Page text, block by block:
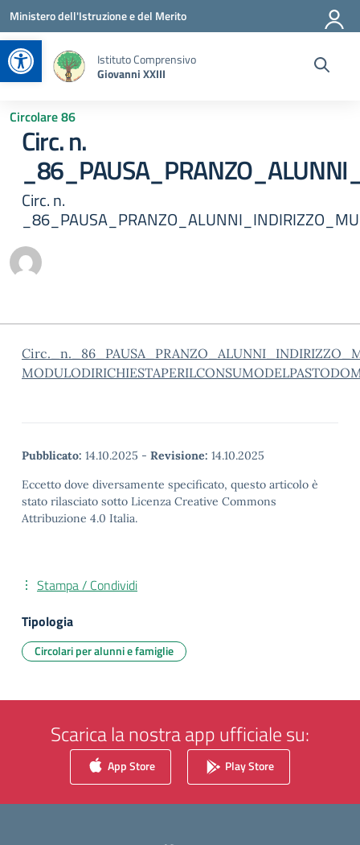
Apri la barra degli strumenti
Vai ai contenuti
Vai al menu di navigazione
Vai al footer
Ministero dell'Istruzione e del Merito
Istituto Comprensivo
Giovanni XXIII
Circolare 86
Circ. n.
Circ. n.
Pubblicato: 14.10.2025 - Revisione: 14.10.2025
Eccetto dove diversamente specificato, questo articolo è
stato rilasciato sotto Licenza Creative Commons
Attribuzione 4.0 Italia.
Stampa / Condividi
Tipologia
Circolari per alunni e famiglie
Scarica la nostra app ufficiale su:
App Store Play Store